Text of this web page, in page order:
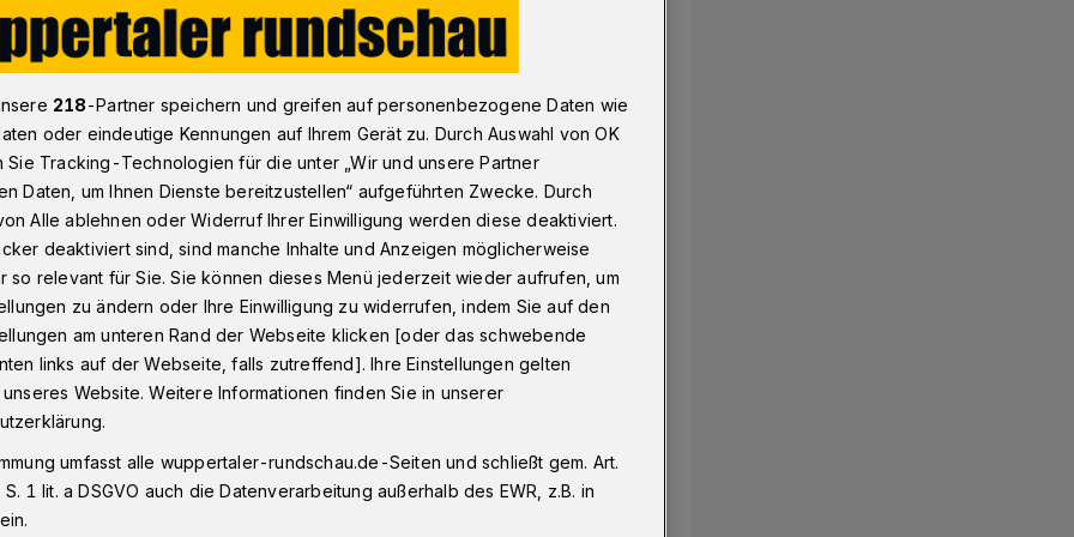
Landgericht
im
BVB-Fan wurde im Zug nach einem
beinahe tödlichen Messerattacke.
eine Gesichtsnarbe entstellt bleiben.
Angreifer (21), ein Muslim
Totschlags vor dem
218-Partner speichern und greifen auf personenbezogene Daten wie
oder eindeutige Kennungen auf Ihrem Gerät zu. Durch Auswahl von OK
Sie Tracking-Technologien für die unter „Wir und unsere Partner
Daten, um Ihnen Dienste bereitzustellen“ aufgeführten Zwecke. Durch
Alle ablehnen oder Widerruf Ihrer Einwilligung werden diese deaktiviert.
deaktiviert sind, sind manche Inhalte und Anzeigen möglicherweise
so relevant für Sie. Sie können dieses Menü jederzeit wieder aufrufen, um
zu ändern oder Ihre Einwilligung zu widerrufen, indem Sie auf den
am unteren Rand der Webseite klicken [oder das schwebende
links auf der Webseite, falls zutreffend]. Ihre Einstellungen gelten
Website. Weitere Informationen finden Sie in unserer
umfasst alle wuppertaler-rundschau.de-Seiten und schließt gem. Art.
1 lit. a DSGVO auch die Datenverarbeitung außerhalb des EWR, z.B. in